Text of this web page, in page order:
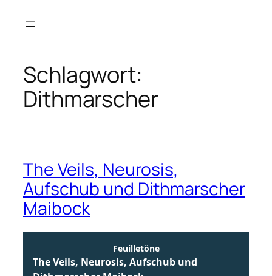
Inhalt
Schlagwort:
Dithmarscher
The Veils, Neurosis,
Aufschub und Dithmarscher
Maibock